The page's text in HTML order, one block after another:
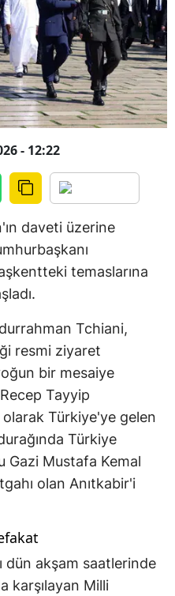
- 12:22
daveti üzerine
temaslarına
Tchiani,
resmi ziyaret
bir mesaiye
Tayyip
Türkiye'ye gelen
Türkiye
Gazi Mustafa Kemal
olan Anıtkabir'i
dün akşam saatlerinde
karşılayan Milli